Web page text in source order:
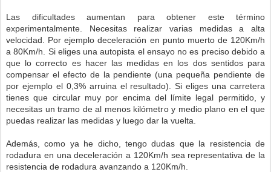
Las dificultades aumentan para obtener este término
experimentalmente. Necesitas realizar varias medidas a alta
velocidad. Por ejemplo deceleración en punto muerto de 120Km/h
a 80Km/h. Si eliges una autopista el ensayo no es preciso debido a
que lo correcto es hacer las medidas en los dos sentidos para
compensar el efecto de la pendiente (una pequeña pendiente de
por ejemplo el 0,3% arruina el resultado). Si eliges una carretera
tienes que circular muy por encima del límite legal permitido, y
necesitas un tramo de al menos kilómetro y medio plano en el que
puedas realizar las medidas y luego dar la vuelta.
Además, como ya he dicho, tengo dudas que la resistencia de
rodadura en una deceleración a 120Km/h sea representativa de la
resistencia de rodadura avanzando a 120Km/h.